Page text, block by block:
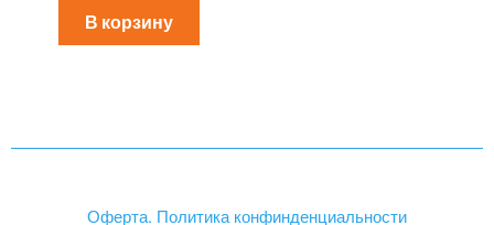
В корзину
Оферта. Политика конфинденциальности